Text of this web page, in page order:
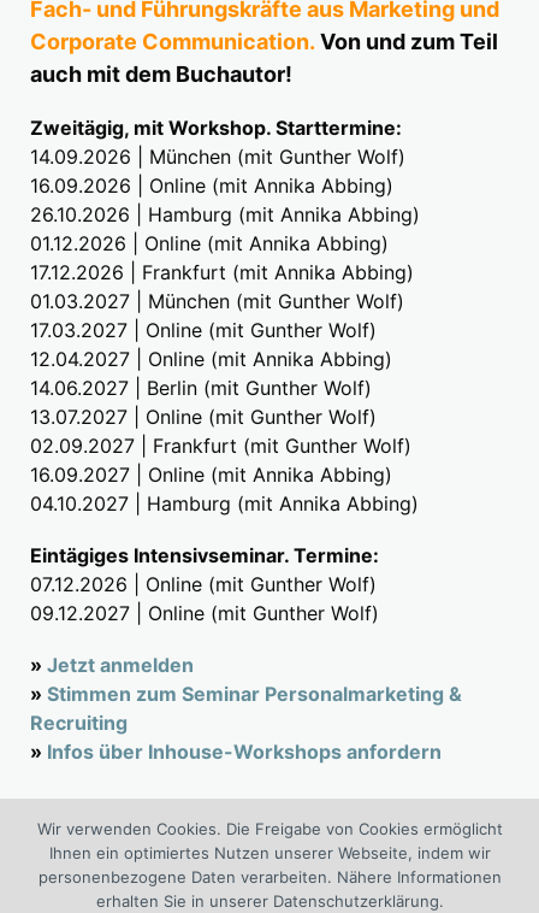
Fach- und Führungskräfte aus Marketing und
Corporate Communication. Von und zum Teil
auch mit dem Buchautor!
Zweitägig, mit Workshop. Starttermine:
14.09.2026 | München (mit Gunther Wolf)
16.09.2026 | Online (mit Annika Abbing)
26.10.2026 | Hamburg (mit Annika Abbing)
01.12.2026 | Online (mit Annika Abbing)
17.12.2026 | Frankfurt (mit Annika Abbing)
01.03.2027 | München (mit Gunther Wolf)
17.03.2027 | Online (mit Gunther Wolf)
12.04.2027 | Online (mit Annika Abbing)
14.06.2027 | Berlin (mit Gunther Wolf)
13.07.2027 | Online (mit Gunther Wolf)
02.09.2027 | Frankfurt (mit Gunther Wolf)
16.09.2027 | Online (mit Annika Abbing)
04.10.2027 | Hamburg (mit Annika Abbing)
Eintägiges Intensivseminar. Termine:
07.12.2026 | Online (mit Gunther Wolf)
09.12.2027 | Online (mit Gunther Wolf)
» Jetzt anmelden
» Stimmen zum Seminar Personalmarketing &
Recruiting
» Infos über Inhouse-Workshops anfordern
Suchen
nach:
Wir verwenden Cookies. Die Freigabe von Cookies ermöglicht
Ihnen ein optimiertes Nutzen unserer Webseite, indem wir
personenbezogene Daten verarbeiten. Nähere Informationen
erhalten Sie in unserer Datenschutzerklärung.